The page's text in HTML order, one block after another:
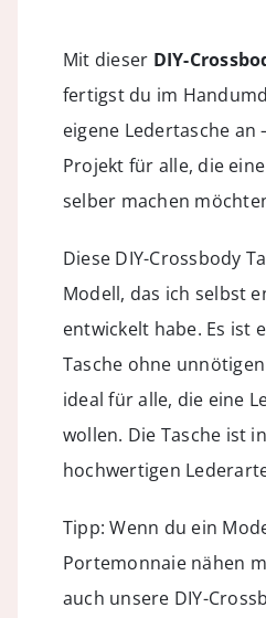
Mit dieser DIY-
fertigst du im
eigene Ledertasche an
Projekt für alle, die
selber machen
Diese DIY-Crossbody
Modell, das ich selbst
entwickelt habe. Es ist
Tasche ohne
ideal für alle, die eine
wollen. Die Tasche ist
hochwertigen
Tipp: Wenn du ein
Portemonnaie nähen
auch unsere DIY-